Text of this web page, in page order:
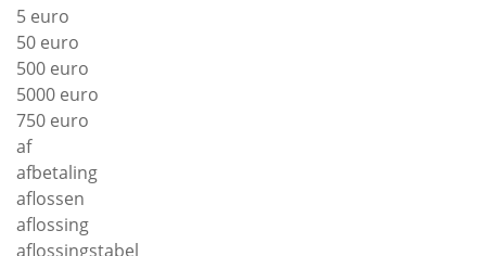
5 euro
50 euro
500 euro
5000 euro
750 euro
af
afbetaling
aflossen
aflossing
aflossingstabel